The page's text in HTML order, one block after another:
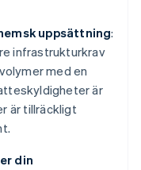
uppsättning:
infrastrukturkrav
med en
är
är tillräckligt
din